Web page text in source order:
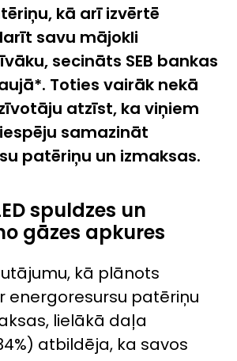
kā arī izvērtē
savu mājokli
secināts SEB bankas
Toties vairāk nekā
atzīst, ka viņiem
samazināt
patēriņu un izmaksas.
spuldzes un
gāzes apkures
kā plānots
energoresursu patēriņu
lielākā daļa
atbildēja, ka savos